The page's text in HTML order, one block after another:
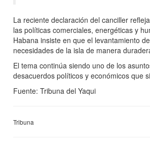
La reciente declaración del canciller
las políticas comerciales, energéticas y
Habana insiste en que el levantamiento
necesidades de la isla de manera
El tema continúa siendo uno de los
desacuerdos políticos y económicos que
Fuente: Tribuna del Yaqui
Tribuna